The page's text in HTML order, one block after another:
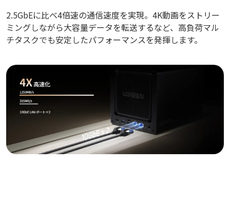
2.5GbEに比べ4倍速の通信速度を実現。4K動画をストリー
ミングしながら大容量データを転送するなど、高負荷マル
チタスクでも安定したパフォーマンスを発揮します。